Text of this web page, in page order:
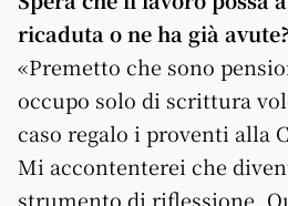
ricaduta o ne ha già avute?
«Premetto che sono
occupo solo di scrittura
caso regalo i proventi alla
Mi accontenterei che
strumento di riflessione.